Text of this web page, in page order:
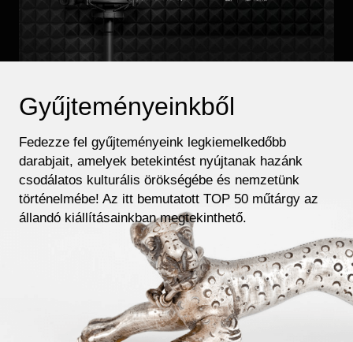
Gyűjteményeinkből
Fedezze fel gyűjteményeink legkiemelkedőbb
darabjait, amelyek betekintést nyújtanak hazánk
csodálatos kulturális örökségébe és nemzetünk
történelmébe! Az itt bemutatott TOP 50 műtárgy az
állandó kiállításainkban megtekinthető.